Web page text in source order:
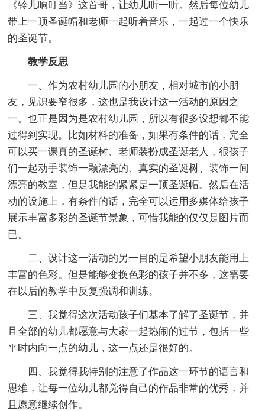
《铃儿响叮当》这首哥，让幼儿听一听。然后每位幼儿
带上一顶圣诞帽和老师一起听着音乐，一起过一个快乐
的圣诞节。
教学反思
一、作为农村幼儿园的小朋友，相对城市的小朋
友，见识要窄很多，这也是我设计这一活动的原因之
一。也正是因为是农村幼儿园，所以有很多设想都不能
过得到实现。比如材料的准备，如果有条件的话，完全
可以买一课真的圣诞树、老师装扮成圣诞老人，很孩子
们一起动手装饰一颗漂亮的、真实的圣诞树、装饰一间
漂亮的教室，但是我能的紧紧是一顶圣诞帽。然后在活
动的设施上，有条件的话，完全可以运用多媒体给孩子
展示丰富多彩的圣诞节景象，可惜我能的仅仅是图片而
已。
二、设计这一活动的另一目的是希望小朋友能用上
丰富的色彩。但是能够变换色彩的孩子并不多，这需要
在以后的教学中反复强调和训练。
三、我觉得这次活动孩子们基本了解了圣诞节，并
且全部的幼儿都愿意与大家一起热闹的过节，包括一些
平时内向一点的幼儿，这一点还是很好的。
四、我觉得我特别的注意了作品这一环节的语言和
思维，让每一位幼儿都觉得自己的作品非常的优秀，并
且愿意继续创作。